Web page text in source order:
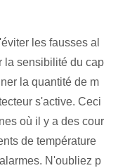
les fausses al
la sensibilité du cap
la quantité de m
s'active. Ceci
où il y a des cour
de température
N'oubliez p